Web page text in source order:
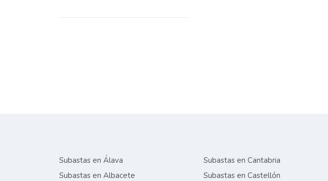
Subastas en Álava
Subastas en Albacete
Subastas en Cantabria
Subastas en Castellón